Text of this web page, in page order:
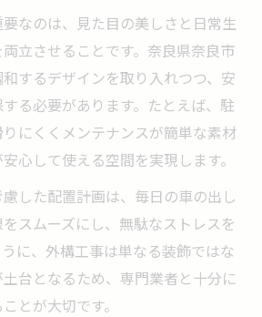
なのは、見た目の美しさと日常生
立させることです。奈良県奈良市
するデザインを取り入れつつ、安
る必要があります。たとえば、駐
にくくメンテナンスが簡単な素材
心して使える空間を実現します。
した配置計画は、毎日の車の出し
スムーズにし、無駄なストレスを
に、外構工事は単なる装飾ではな
台となるため、専門業者と十分に
とが大切です。